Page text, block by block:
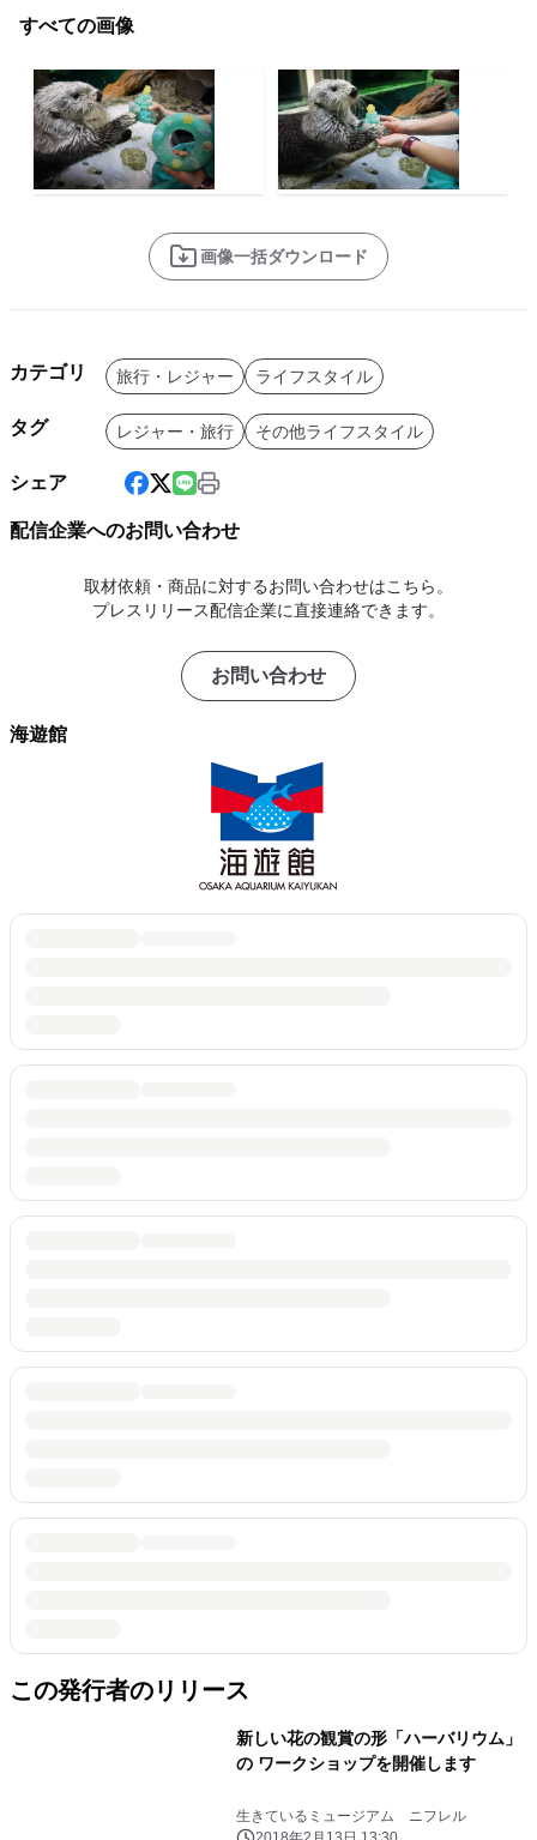
すべての画像
画像一括ダウンロード
カテゴリ 旅行・レジャー ライフスタイル
タグ レジャー・旅行 その他ライフスタイル
シェア
配信企業へのお問い合わせ
取材依頼・商品に対するお問い合わせはこちら。
プレスリリース配信企業に直接連絡できます。
お問い合わせ
海遊館
この発行者のリリース
新しい花の観賞の形「ハーバリウム」
の ワークショップを開催します
生きているミュージアム ニフレル